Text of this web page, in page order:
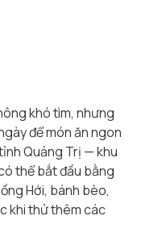
khó tìm, nhưng
để món ăn ngon
Quảng Trị — khu
thể bắt đầu bằng
Hới, bánh bèo,
khi thử thêm các